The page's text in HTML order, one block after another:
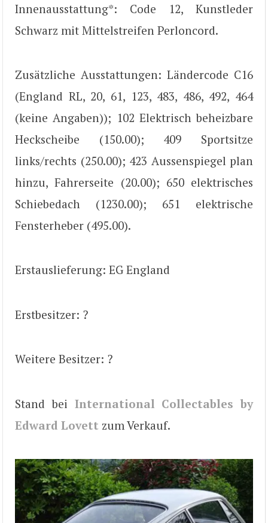
Innenausstattung*: Code 12, Kunstleder
Schwarz mit Mittelstreifen Perloncord.
Zusätzliche Ausstattungen: Ländercode C16
(England RL, 20, 61, 123, 483, 486, 492, 464
(keine Angaben)); 102 Elektrisch beheizbare
Heckscheibe (150.00); 409 Sportsitze
links/rechts (250.00); 423 Aussenspiegel plan
hinzu, Fahrerseite (20.00); 650 elektrisches
Schiebedach (1230.00); 651 elektrische
Fensterheber (495.00).
Erstauslieferung: EG England
Erstbesitzer: ?
Weitere Besitzer: ?
Stand bei International Collectables by
Edward Lovett zum Verkauf.